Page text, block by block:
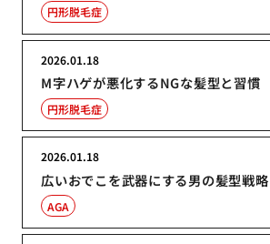
円形脱毛症
M字ハゲが悪化するNGな髪型と習慣
2026.01.18
円形脱毛症
広いおでこを武器にする男の髪型戦略
2026.01.18
AGA